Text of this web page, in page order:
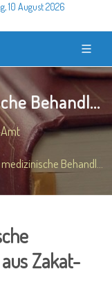
10 August 2026
Behandl...
Behandl...
Zakat-